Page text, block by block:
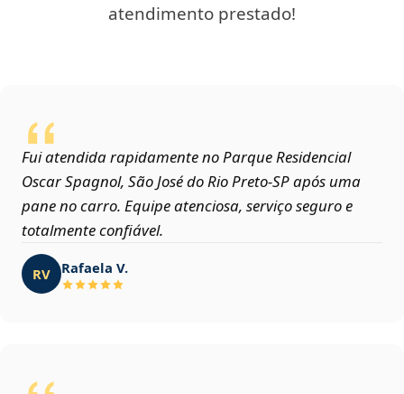
atendimento prestado!
Fui atendida rapidamente no Parque Residencial
Oscar Spagnol, São José do Rio Preto‑SP após uma
pane no carro. Equipe atenciosa, serviço seguro e
totalmente confiável.
RV Rafaela V.